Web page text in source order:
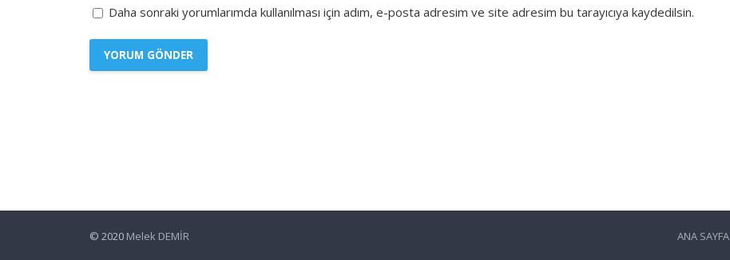
Daha sonraki yorumlarımda kullanılması için adım, e-posta adresim ve site adresim bu tarayıcıya kaydedilsin.
© 2020 Melek DEMİR ANA SAYFA